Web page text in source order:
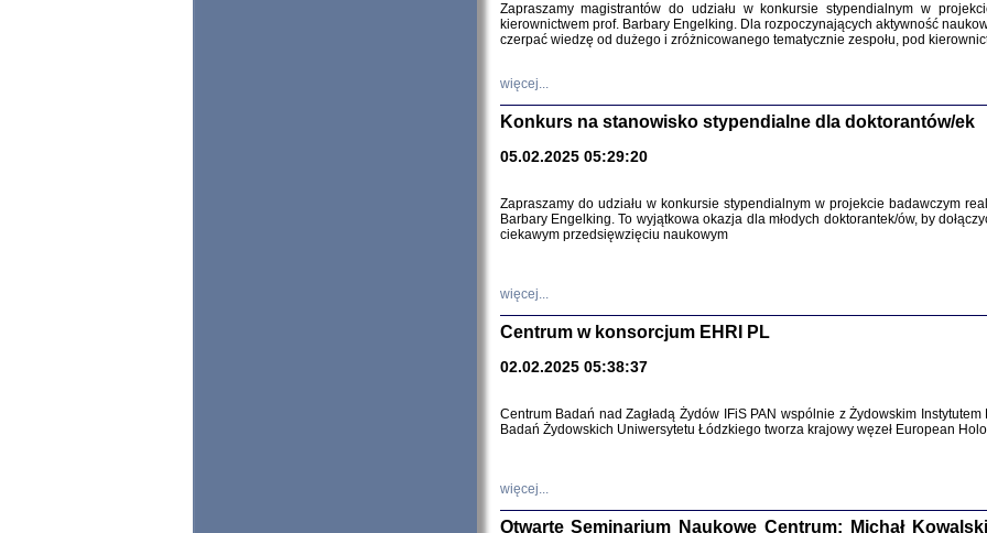
SZCZĘŚCIE
Zapraszamy magistrantów do udziału w konkursie stypendialnym w
kierownictwem prof. Barbary Engelking. Dla rozpoczynających aktywność
czerpać wiedzę od dużego i zróżnicowanego tematycznie zespołu, pod
więcej...
Konkurs na stanowisko stypendialne dla doktorantów/ek
05.02.2025 05:29:20
Zapraszamy do udziału w konkursie stypendialnym w projekcie badawczym
Barbary Engelking. To wyjątkowa okazja dla młodych doktorantek/ów, by
ciekawym przedsięwzięciu naukowym
więcej...
Centrum w konsorcjum EHRI PL
02.02.2025 05:38:37
Centrum Badań nad Zagładą Żydów IFiS PAN wspólnie z Żydowskim
Badań Żydowskich Uniwersytetu Łódzkiego tworza krajowy węzeł European
więcej...
Otwarte Seminarium Naukowe Centrum: Michał